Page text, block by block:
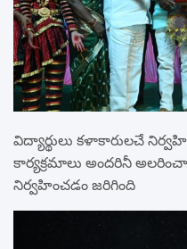
విద్యార్థులు కళాకారులచే
కార్యక్రమాలు అందరినీ
నిర్వహించడం జరిగింది